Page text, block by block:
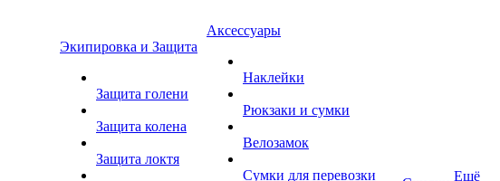
Экипировка и Защита
Защита голени
Защита колена
Защита локтя
Аксессуары
Наклейки
Рюкзаки и сумки
Велозамок
Сумки для перевозки
Ещё